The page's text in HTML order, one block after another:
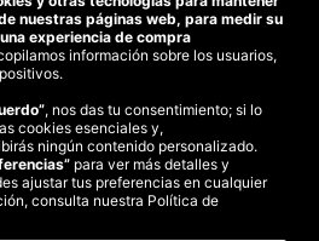
y Osteopatía.En el centro de
ofrecen las técnicas manuales que
a punto. Trato cercano y
Colectivia
de privacidad|Política de cookies
de verano 2020
nuestras páginas web, para medir su
experiencia de compra
información sobre los usuarios,
, nos das tu consentimiento; si lo
cookies esenciales y,
ningún contenido personalizado.
para ver más detalles y
ajustar tus preferencias en cualquier
consulta nuestra Política de